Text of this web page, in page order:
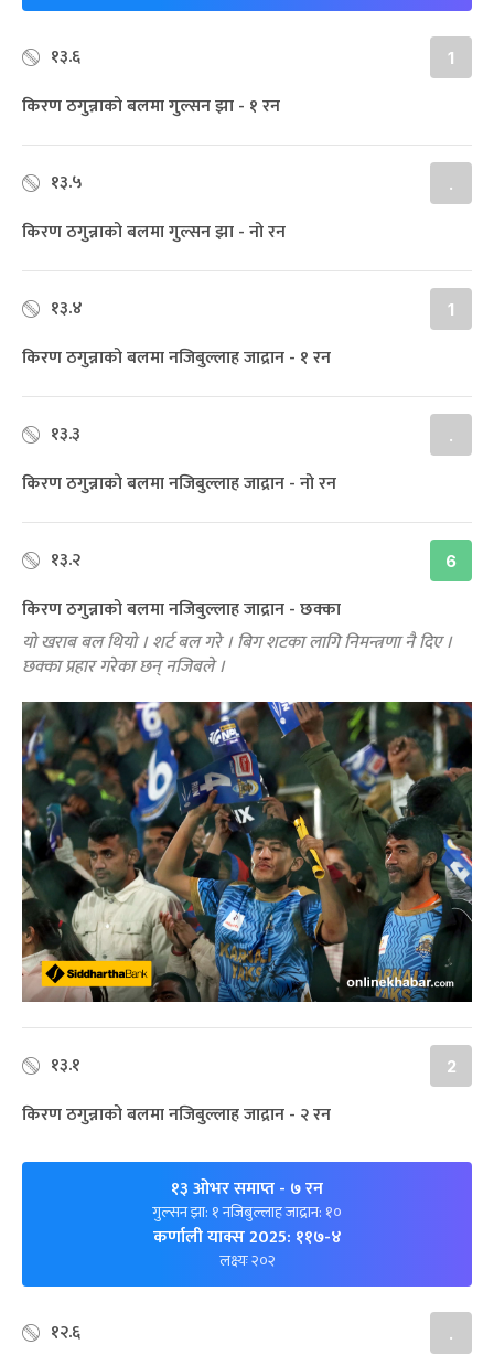
१३.६ 1
किरण ठगुन्नाको बलमा गुल्सन झा - १ रन
१३.५ .
किरण ठगुन्नाको बलमा गुल्सन झा - नो रन
१३.४ 1
किरण ठगुन्नाको बलमा नजिबुल्लाह जाद्रान - १ रन
१३.३ .
किरण ठगुन्नाको बलमा नजिबुल्लाह जाद्रान - नो रन
१३.२ 6
किरण ठगुन्नाको बलमा नजिबुल्लाह जाद्रान - छक्का
यो खराब बल थियो । शर्ट बल गरे । बिग शटका लागि निमन्त्रणा नै दिए ।
छक्का प्रहार गरेका छन् नजिबले ।
१३.१ 2
किरण ठगुन्नाको बलमा नजिबुल्लाह जाद्रान - २ रन
१३ ओभर समाप्त- ७ रन
गुल्सन झा: १ नजिबुल्लाह जाद्रान: १०
कर्णाली याक्स 2025: ११७-४
लक्ष्यः २०२
१२.६ .